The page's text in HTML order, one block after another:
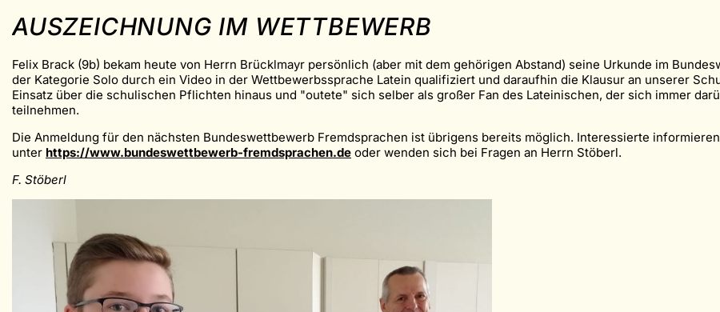
AUSZEICHNUNG IM WETTBEWERB
Felix Brack (9b) bekam heute von Herrn Brücklmayr persönlich (aber mit dem gehörigen Abstand) seine Urkunde im
der Kategorie Solo durch ein Video in der Wettbewerbssprache Latein qualifiziert und daraufhin die Klausur an unserer
Einsatz über die schulischen Pflichten hinaus und "outete" sich selber als großer Fan des Lateinischen, der sich immer
teilnehmen.
Die Anmeldung für den nächsten Bundeswettbewerb Fremdsprachen ist übrigens bereits möglich. Interessierte
unter https://www.bundeswettbewerb-fremdsprachen.de oder wenden sich bei Fragen an Herrn Stöberl.
F. Stöberl